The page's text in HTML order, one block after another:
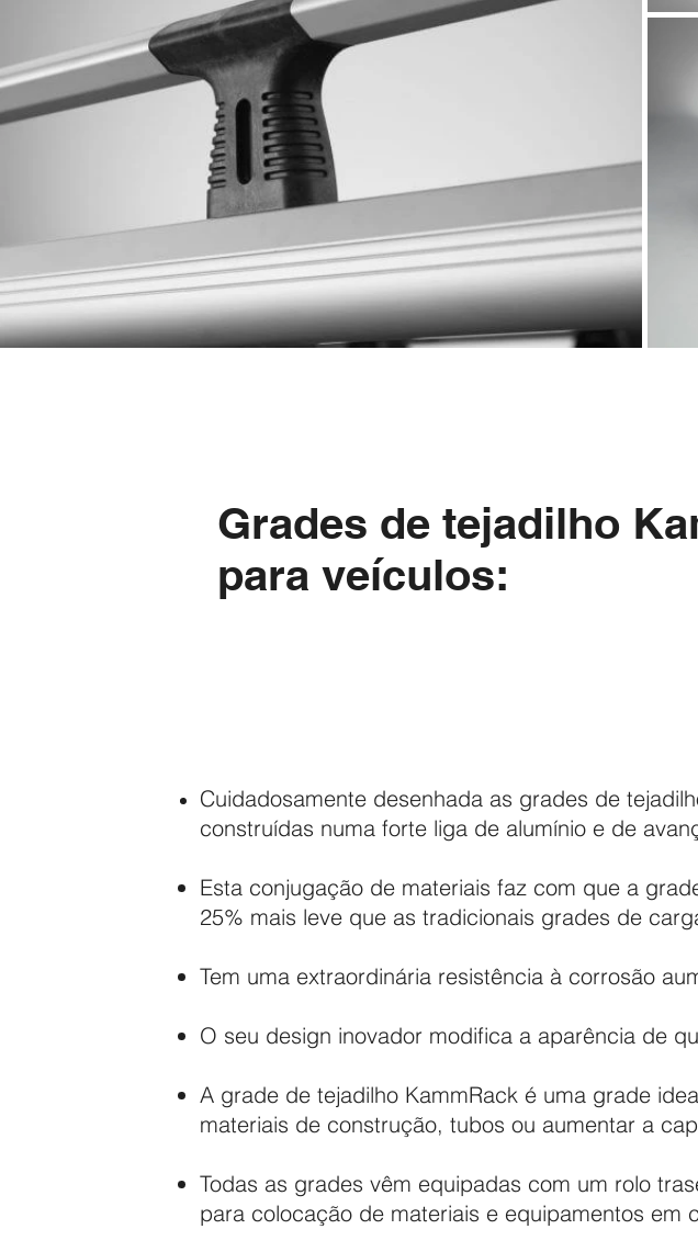
Grades de tejadilho
para veículos:
Cuidadosamente desenhada as grades de
construídas numa forte liga de alumínio e de
Esta conjugação de materiais faz com que a
25% mais leve que as tradicionais grades de
Tem uma extraordinária resistência à corrosão
O seu design inovador modifica a aparência de
A grade de tejadilho KammRack é uma grade
materiais de construção, tubos ou aumentar a
Todas as grades vêm equipadas com um rolo
para colocação de materiais e equipamentos em